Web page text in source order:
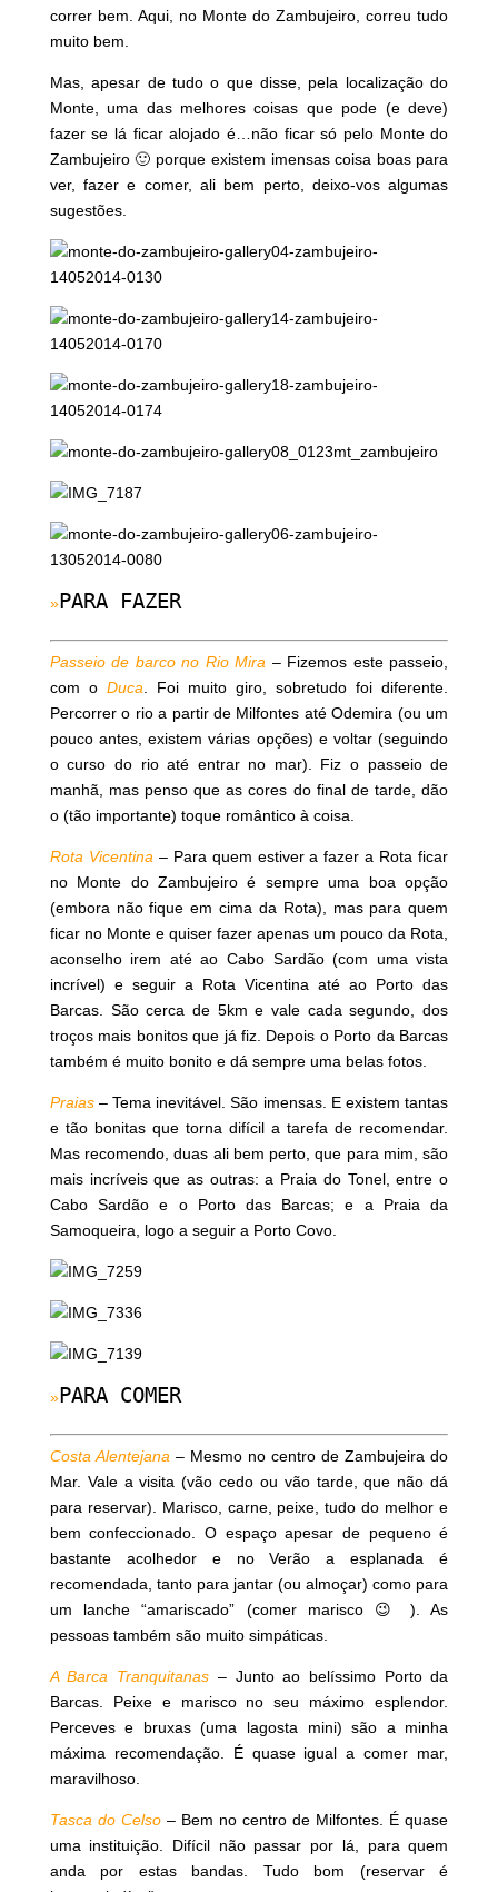
correr bem. Aqui, no Monte do Zambujeiro, correu tudo
muito bem.
Mas, apesar de tudo o que disse, pela localização do
Monte, uma das melhores coisas que pode (e deve)
fazer se lá ficar alojado é…não ficar só pelo Monte do
Zambujeiro 🙂 porque existem imensas coisa boas para
ver, fazer e comer, ali bem perto, deixo-vos algumas
sugestões.
»PARA FAZER
Passeio de barco no Rio Mira – Fizemos este passeio,
com o Duca . Foi muito giro, sobretudo foi diferente.
Percorrer o rio a partir de Milfontes até Odemira (ou um
pouco antes, existem várias opções) e voltar (seguindo
o curso do rio até entrar no mar). Fiz o passeio de
manhã, mas penso que as cores do final de tarde, dão
o (tão importante) toque romântico à coisa.
Rota Vicentina – Para quem estiver a fazer a Rota ficar
no Monte do Zambujeiro é sempre uma boa opção
(embora não fique em cima da Rota), mas para quem
ficar no Monte e quiser fazer apenas um pouco da Rota,
aconselho irem até ao Cabo Sardão (com uma vista
incrível) e seguir a Rota Vicentina até ao Porto das
Barcas. São cerca de 5km e vale cada segundo, dos
troços mais bonitos que já fiz. Depois o Porto da Barcas
também é muito bonito e dá sempre uma belas fotos.
Praias– Tema inevitável. São imensas. E existem tantas
e tão bonitas que torna difícil a tarefa de recomendar.
Mas recomendo, duas ali bem perto, que para mim, são
mais incríveis que as outras: a Praia do Tonel, entre o
Cabo Sardão e o Porto das Barcas; e a Praia da
Samoqueira, logo a seguir a Porto Covo.
»PARA COMER
Costa Alentejana – Mesmo no centro de Zambujeira do
Mar. Vale a visita (vão cedo ou vão tarde, que não dá
para reservar). Marisco, carne, peixe, tudo do melhor e
bem confeccionado. O espaço apesar de pequeno é
bastante acolhedor e no Verão a esplanada é
recomendada, tanto para jantar (ou almoçar) como para
um lanche “amariscado” (comer marisco 😉 ). As
pessoas também são muito simpáticas.
A Barca Tranquitanas – Junto ao belíssimo Porto da
Barcas. Peixe e marisco no seu máximo esplendor.
Perceves e bruxas (uma lagosta mini) são a minha
máxima recomendação. É quase igual a comer mar,
maravilhoso.
Tasca do Celso– Bem no centro de Milfontes. É quase
uma instituição. Difícil não passar por lá, para quem
anda por estas bandas. Tudo bom (reservar é